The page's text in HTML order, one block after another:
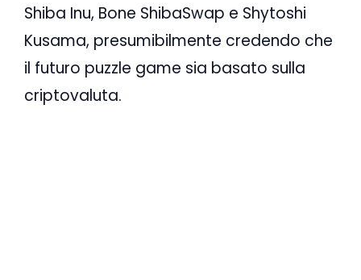
Shiba Inu, Bone ShibaSwap e Shytoshi
Kusama, presumibilmente credendo che
il futuro puzzle game sia basato sulla
criptovaluta.